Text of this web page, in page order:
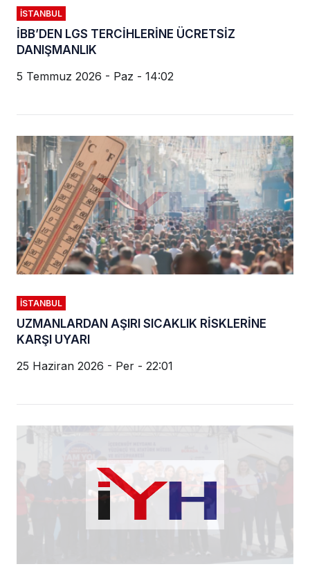
İSTANBUL
İBB’DEN LGS TERCİHLERİNE ÜCRETSİZ
DANIŞMANLIK
5 Temmuz 2026 - Paz - 14:02
İSTANBUL
UZMANLARDAN AŞIRI SICAKLIK RİSKLERİNE
KARŞI UYARI
25 Haziran 2026 - Per - 22:01